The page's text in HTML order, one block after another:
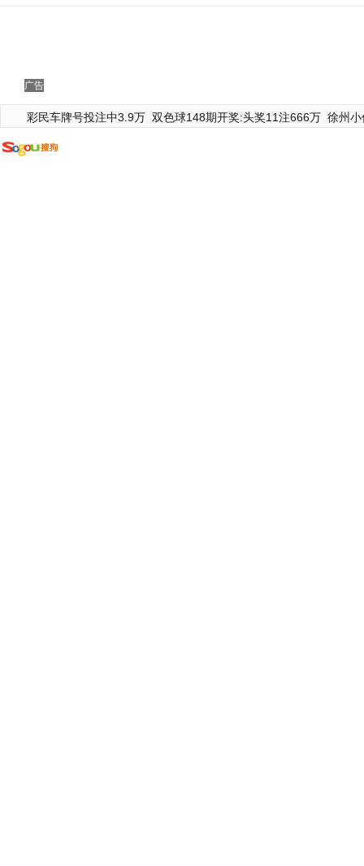
广告
彩民车牌号投注中3.9万 双色球148期开奖:头奖11注666万 徐州